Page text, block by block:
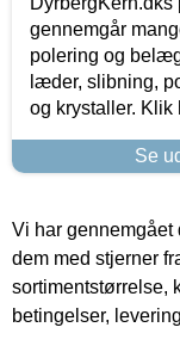
gennemgår
polering og
læder, slibning,
og krystaller. Klik
Se
Vi har
dem med stjerner
sortimentstørrelse,
betingelser,